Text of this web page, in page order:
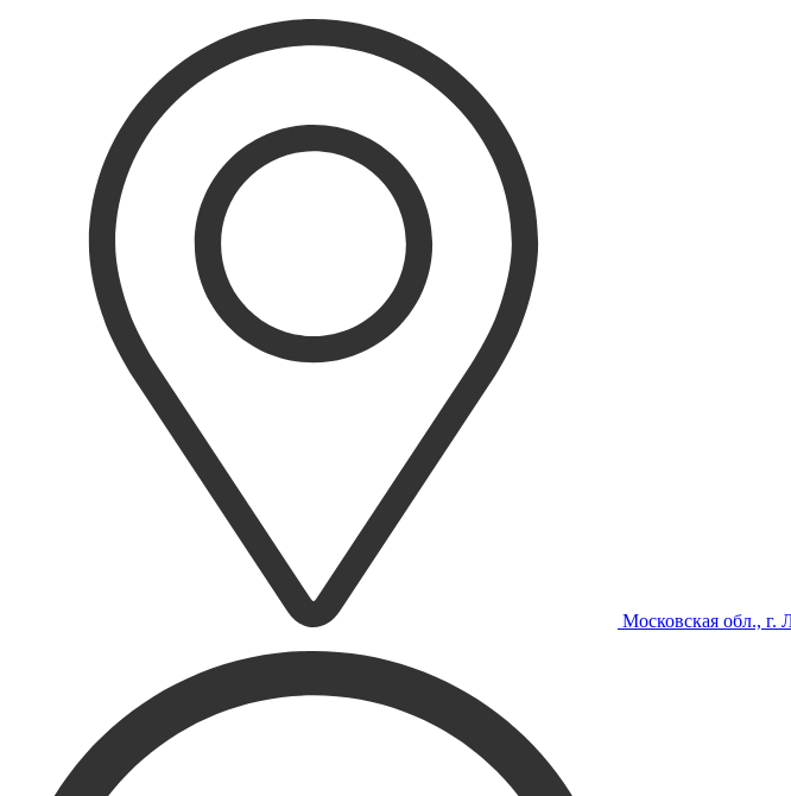
Московская обл., г.